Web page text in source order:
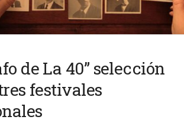
de La 40” selección
festivales